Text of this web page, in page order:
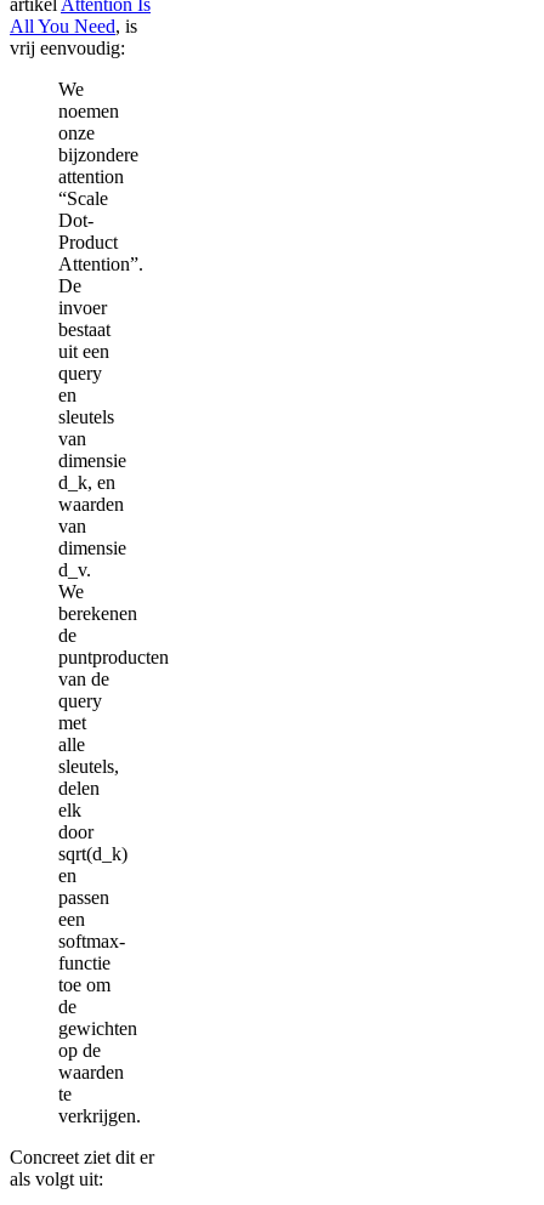
All You Need, is
vrij eenvoudig:
We
noemen
onze
bijzondere
attention
“Scale
Dot-
Product
Attention”.
De
invoer
bestaat
uit een
query
en
sleutels
van
dimensie
d_k, en
waarden
van
dimensie
d_v.
We
berekenen
de
puntproducten
van de
query
met
alle
sleutels,
delen
elk
door
sqrt(d_k)
en
passen
een
softmax-
functie
toe om
de
gewichten
op de
waarden
te
verkrijgen.
Concreet ziet dit er
als volgt uit: